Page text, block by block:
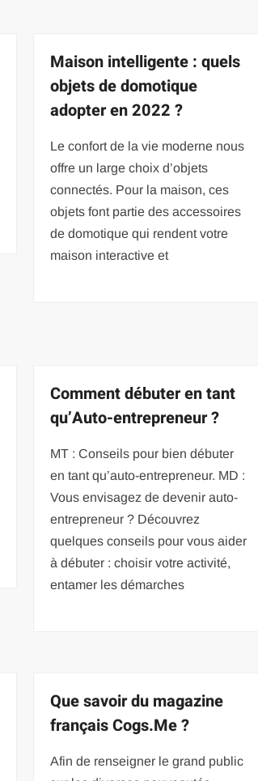
Maison intelligente : quels
objets de domotique
adopter en 2022 ?
Le confort de la vie moderne nous
offre un large choix d’objets
connectés. Pour la maison, ces
objets font partie des accessoires
de domotique qui rendent votre
maison interactive et
Comment débuter en tant
qu’Auto-entrepreneur ?
MT : Conseils pour bien débuter
en tant qu’auto-entrepreneur. MD :
Vous envisagez de devenir auto-
entrepreneur ? Découvrez
quelques conseils pour vous aider
à débuter : choisir votre activité,
entamer les démarches
Que savoir du magazine
français Cogs.Me ?
Afin de renseigner le grand public